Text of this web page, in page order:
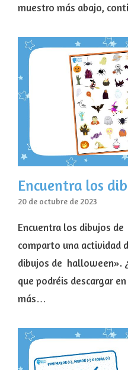
muestro más abajo,
Encuentra los
20 de octubre de 2023
Encuentra los dibujos
comparto una actividad
dibujos de halloween».
que podréis descargar
más…